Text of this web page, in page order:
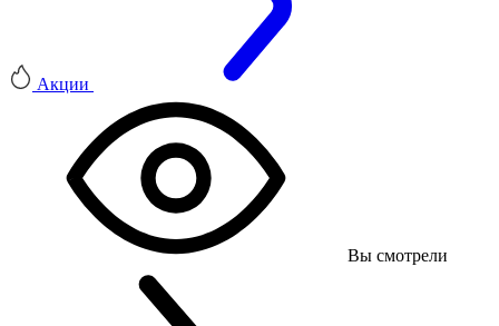
Акции
Вы смотрели